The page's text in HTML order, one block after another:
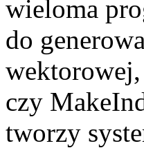
wieloma
do
czy
tworzy